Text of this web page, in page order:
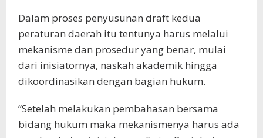
Dalam proses penyusunan draft kedua
peraturan daerah itu tentunya harus melalui
mekanisme dan prosedur yang benar, mulai
dari inisiatornya, naskah akademik hingga
dikoordinasikan dengan bagian hukum.
“Setelah melakukan pembahasan bersama
bidang hukum maka mekanismenya harus ada